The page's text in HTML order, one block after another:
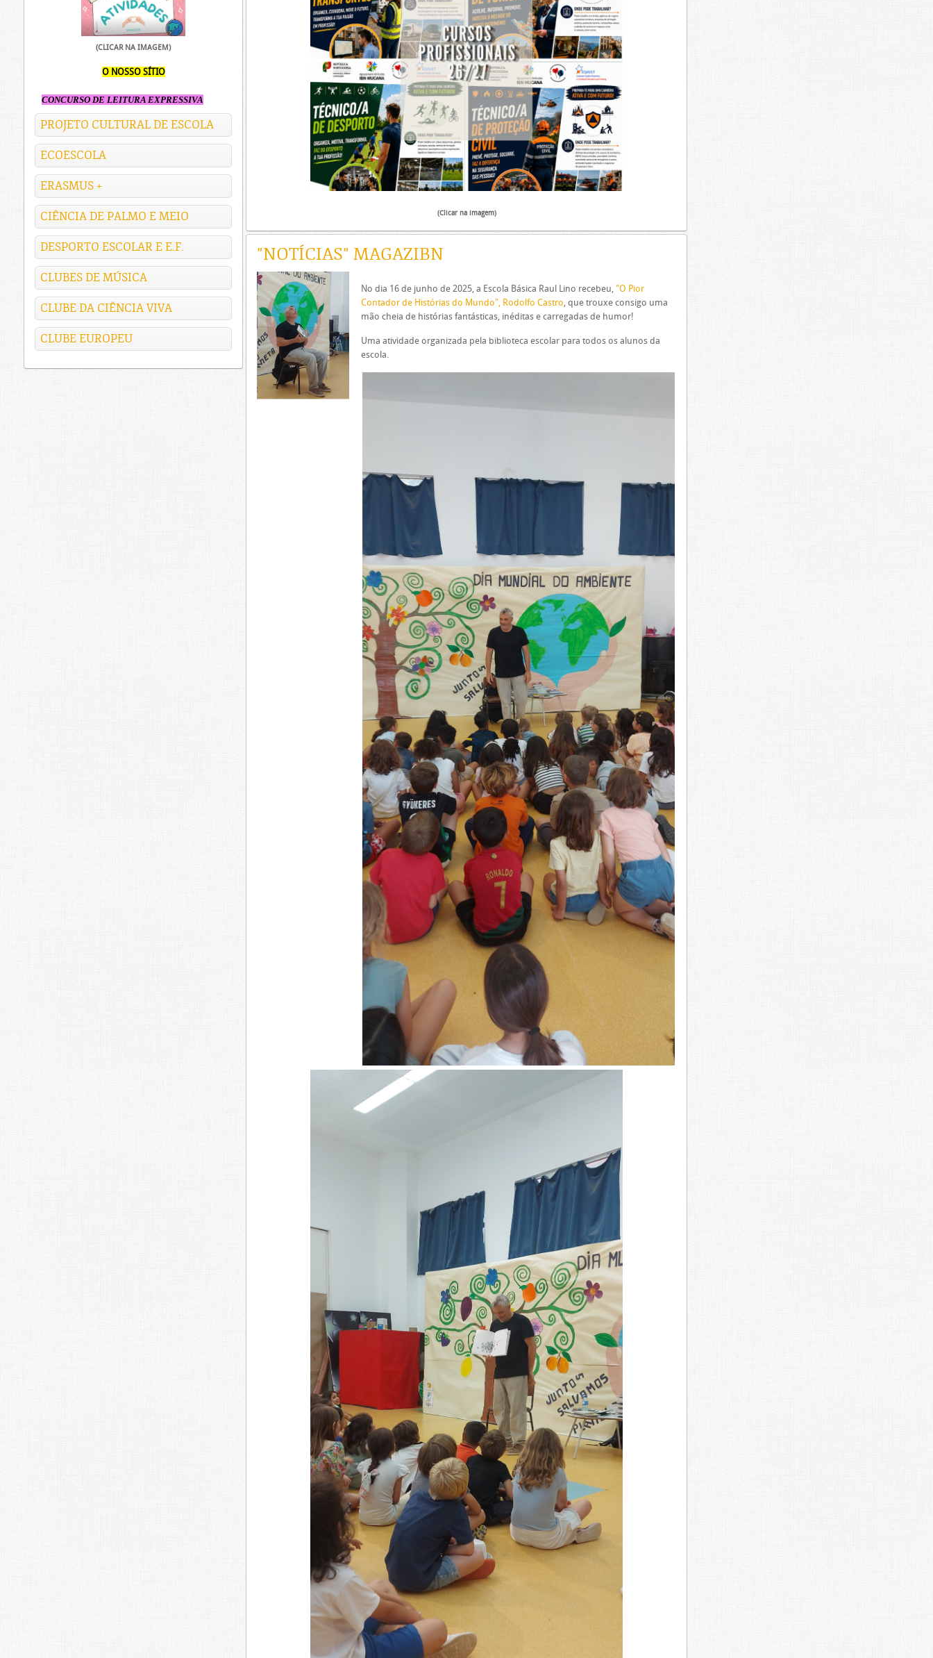
(Clicar na imagem)
"NOTÍCIAS" MAGAZIBN
No dia 16 de junho de 2025, a Escola Básica Raul Lino recebeu, "O Pior
Contador de Histórias do Mundo", Rodolfo Castro, que trouxe consigo uma
mão cheia de histórias fantásticas, inéditas e carregadas de humor!
Uma atividade organizada pela biblioteca escolar para todos os alunos da
escola.
(CLICAR NA IMAGEM)
O NOSSO SÍTIO
CONCURSO DE LEITURA EXPRESSIVA
PROJETO CULTURAL DE ESCOLA
ECOESCOLA
ERASMUS +
CIÊNCIA DE PALMO E MEIO
DESPORTO ESCOLAR E E.F.
CLUBES DE MÚSICA
CLUBE DA CIÊNCIA VIVA
CLUBE EUROPEU